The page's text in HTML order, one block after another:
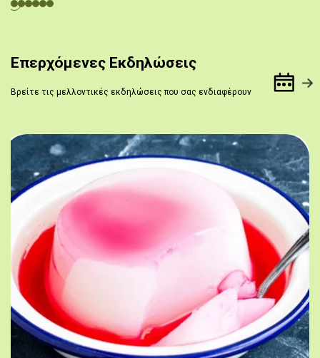
Επερχόμενες Εκδηλώσεις
Βρείτε τις μελλοντικές εκδηλώσεις που σας ενδιαφέρουν